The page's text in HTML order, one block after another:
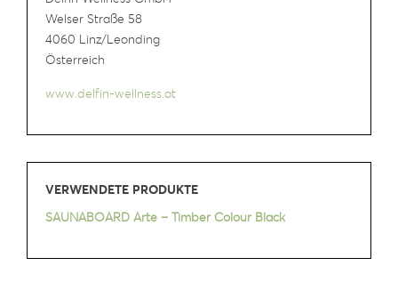
Welser Straße 58
4060 Linz/Leonding
Österreich
www.delfin-wellness.at
VERWENDETE PRODUKTE
SAUNABOARD Arte – Timber Colour Black